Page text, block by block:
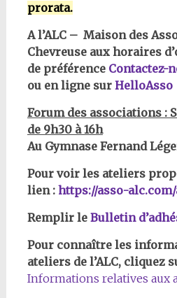
prorata.
A l’ALC – Maison des
Chevreuse aux horaires
de préférence Contactez-
ou en ligne sur HelloAsso
Forum des associations :
de 9h30 à 16h
Au Gymnase Fernand
Pour voir les ateliers
lien : https://asso-
Remplir le Bulletin
Pour connaître les
ateliers de l’ALC, cliquez
Informations relatives aux